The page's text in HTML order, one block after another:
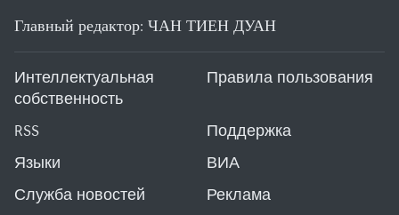
Главный редактор: ЧАН ТИЕН ДУАН
Интеллектуальная
собственность
Правила пользования
RSS
Поддержка
Языки
ВИА
Служба новостей
Реклама